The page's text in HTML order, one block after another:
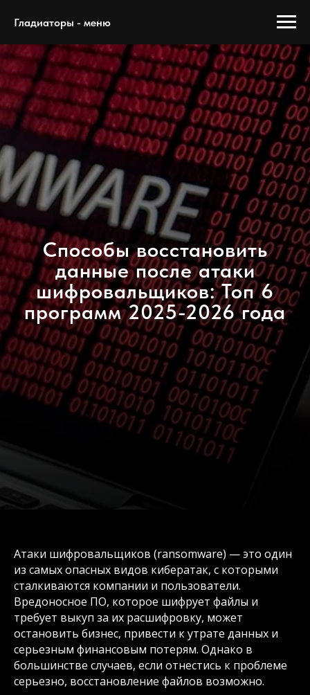
Гладиаторы - меню
Способы восстановить
данные после атаки
шифровальщиков: Топ 6
программ 2025-2026 года
Атаки шифровальщиков (ransomware) — это один
из самых опасных видов кибератак, с которыми
сталкиваются компании и пользователи.
Вредоносное ПО, которое шифрует файлы и
требует выкуп за их расшифровку, может
остановить бизнес, привести к утрате данных и
серьезным финансовым потерям. Однако в
большинстве случаев, если отнестись к проблеме
серьезно, восстановление файлов возможно.